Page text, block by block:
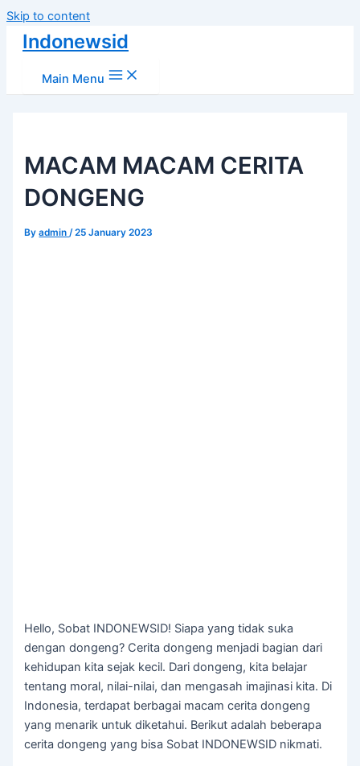
Skip to content
Indonewsid
Main Menu
MACAM MACAM CERITA
DONGENG
Byadmin/25 January 2023
Hello, Sobat INDONEWSID! Siapa yang tidak suka
dengan dongeng? Cerita dongeng menjadi bagian dari
kehidupan kita sejak kecil. Dari dongeng, kita belajar
tentang moral, nilai-nilai, dan mengasah imajinasi kita. Di
Indonesia, terdapat berbagai macam cerita dongeng
yang menarik untuk diketahui. Berikut adalah beberapa
cerita dongeng yang bisa Sobat INDONEWSID nikmati.